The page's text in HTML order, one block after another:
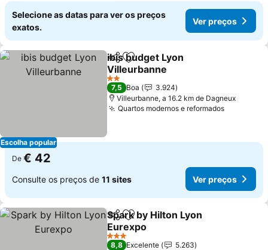
Selecione as datas para ver os preços
exatos.
Ver preços
Escolha popular
PartilharAdicionar aos favoritos
ibis budget Lyon
Villeurbanne
Ver preços
2 Estrelas
7,5 Boa
3.924
Villeurbanne, a 16.2 km de Dagneux
Quartos modernos e reformadosVer
De € 42
Consulte os preços de 11 sites Ver preços
PartilharAdicionar aos favoritos
Spark by Hilton Lyon
Eurexpo
Ver preços
3 Estrelas
8,8 Excelente
5.263